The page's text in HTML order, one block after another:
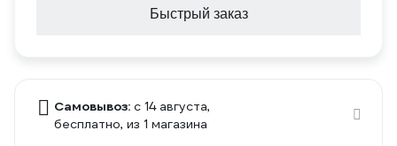
Быстрый заказ
Самовывоз: c 14 августа,
бесплатно, из 1 магазина